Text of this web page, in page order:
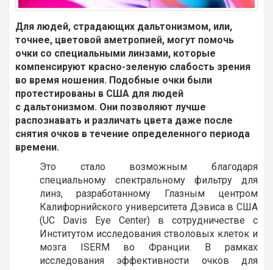
Для людей, страдающих дальтонизмом, или,
точнее, цветовой аметропией, могут помочь
очки со специальными линзами, которые
компенсируют красно-зеленую слабость зрения
во время ношения. Подобные очки были
протестированы в США для людей
с дальтонизмом. Они позволяют лучше
распознавать и различать цвета даже после
снятия очков в течение определенного периода
времени.
Это стало возможным благодаря
специальному спектральному фильтру для
линз, разработанному Глазным центром
Калифорнийского университета Дэвиса в США
(UC Davis Eye Center) в сотрудничестве с
Институтом исследования стволовых клеток и
мозга ISERM во Франции. В рамках
исследования эффективности очков для